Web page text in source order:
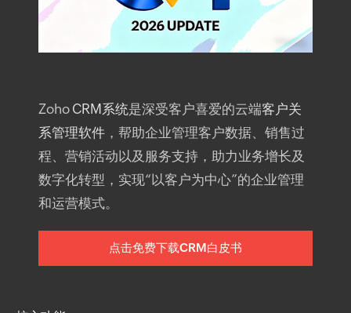
Zoho CRM系统是深受客户喜爱的云端客户关
系管理软件 ，帮助企业管理客户数据、销售过
程、营销活动以及服务支持，助力业务增长及
数字化转型，实现“以客户为中心”的企业管理
和运营模式。
点击免费下载CRM白皮书